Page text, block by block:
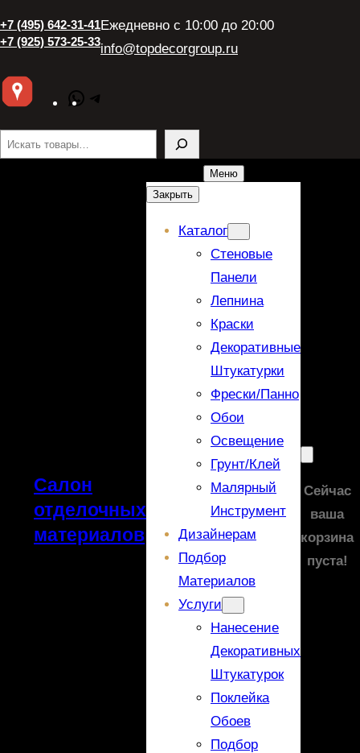
+7 (495) 642-31-41
+7 (925) 573-25-33
Ежедневно с 10:00 до 20:00
info@topdecorgroup.ru
WhatsApp
Поиск
Салон
отделочных
материалов
Меню
Закрыть
Каталог
Стеновые
Панели
Лепнина
Краски
Декоративные
Штукатурки
Фрески/панно
Обои
Освещение
Грунт/Клей
Малярный
Инструмент
Дизайнерам
Подбор
Материалов
Услуги
Нанесение
Декоративных
Штукатурок
Поклейка
Обоев
Подбор
Сейчас
ваша
корзина
пуста!